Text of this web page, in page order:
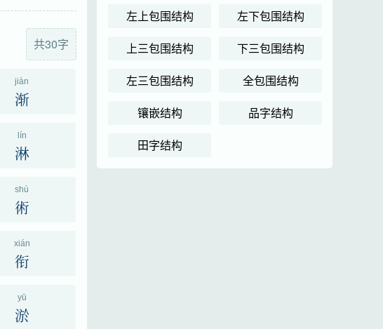
共30字
jiàn
渐
lín
淋
shù
術
xián
衔
yū
淤
左上包围结构
左下包围结构
上三包围结构
下三包围结构
左三包围结构
全包围结构
镶嵌结构
品字结构
田字结构